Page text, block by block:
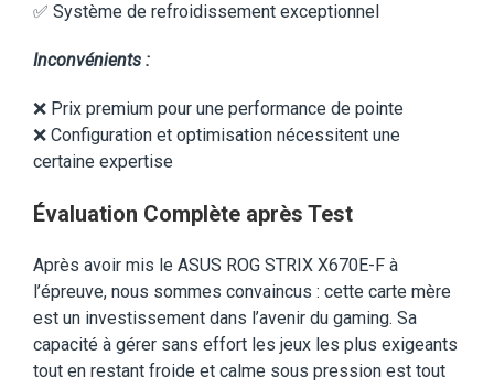
✅ Système de refroidissement exceptionnel
Inconvénients :
❌ Prix premium pour une performance de pointe
❌ Configuration et optimisation nécessitent une
certaine expertise
Évaluation Complète après Test
Après avoir mis le ASUS ROG STRIX X670E-F à
l’épreuve, nous sommes convaincus : cette carte mère
est un investissement dans l’avenir du gaming. Sa
capacité à gérer sans effort les jeux les plus exigeants
tout en restant froide et calme sous pression est tout